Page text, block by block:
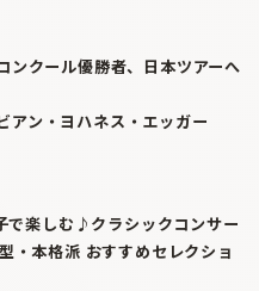
ンクール優勝者、日本ツアーへ
アン・ヨハネス・エッガー
で楽しむ♪クラシックコンサー
・本格派 おすすめセレクショ